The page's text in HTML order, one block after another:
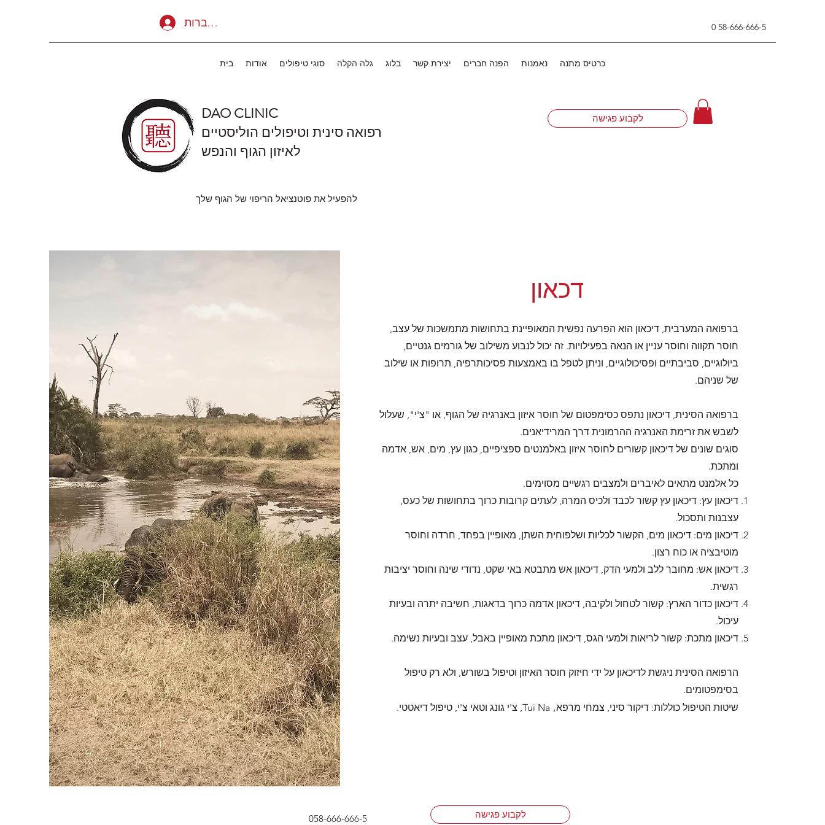
להתחברות 0 58-666-666-5
DAO CLINIC
רפואה סינית וטיפולים הוליסטיים
לאיזון הגוף והנפש
להפעיל את פוטנציאל הריפוי של הגוף שלך
לקבוע פגישה
בית אודות סוגי טיפולים גלה הקלה בלוג יצירת קשר הפנה חברים נאמנות כרטיס מתנה
דכאון
ברפואה המערבית, דיכאון הוא הפרעה נפשית המאופיינת בתחושות מתמשכות של עצב,
חוסר תקווה וחוסר עניין או הנאה בפעילויות. זה יכול לנבוע משילוב של גורמים גנטיים,
ביולוגיים, סביבתיים ופסיכולוגיים, וניתן לטפל בו באמצעות פסיכותרפיה, תרופות או שילוב
של שניהם.
ברפואה הסינית, דיכאון נתפס כסימפטום של חוסר איזון באנרגיה של הגוף, או "צ'י", שעלול
לשבש את זרימת האנרגיה ההרמונית דרך המרידיאנים.
סוגים שונים של דיכאון קשורים לחוסר איזון באלמנטים ספציפיים, כגון עץ, מים, אש, אדמה
ומתכת.
כל אלמנט מתאים לאיברים ולמצבים רגשיים מסוימים.
דיכאון עץ: דיכאון עץ קשור לכבד ולכיס המרה, לעתים קרובות כרוך בתחושות של כעס,
עצבנות ותסכול.
דיכאון מים: דיכאון מים, הקשור לכליות ושלפוחית השתן, מאופיין בפחד, חרדה וחוסר
מוטיבציה או כוח רצון.
דיכאון אש: מחובר ללב ולמעי הדק, דיכאון אש מתבטא באי שקט, נדודי שינה וחוסר יציבות
רגשית.
דיכאון כדור הארץ: קשור לטחול ולקיבה, דיכאון אדמה כרוך בדאגות, חשיבה יתרה ובעיות
עיכול.
דיכאון מתכת: קשור לריאות ולמעי הגס, דיכאון מתכת מאופיין באבל, עצב ובעיות נשימה.
הרפואה הסינית ניגשת לדיכאון על ידי חיזוק חוסר האיזון וטיפול בשורש, ולא רק טיפול
בסימפטומים.
שיטות הטיפול כוללות: ​דיקור סיני, צמחי מרפא,
Tui Na, צ'י גונג וטאי צ'י,טיפול דיאטטי.
058-666-666-5 לקבוע פגישה